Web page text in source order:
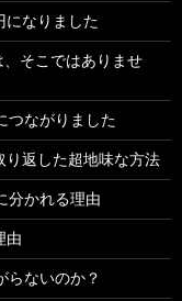
になりました
そこではありませ
つながりました
り返した超地味な方法
分かれる理由
由
らないのか？